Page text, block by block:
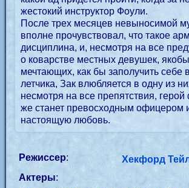
жестокий инструктор Фоули.
После трех месяцев невыносимой
вполне прочувствовал, что такое
дисциплина, и, несмотря на все
о коварстве местных девушек,
мечтающих, как бы заполучить себе
летчика, Зак влюбляется в одну из
несмотря на все препятствия,
же станет превосходным офицером
настоящую любовь.
Режиссер:
Хекфорд
Актеры: